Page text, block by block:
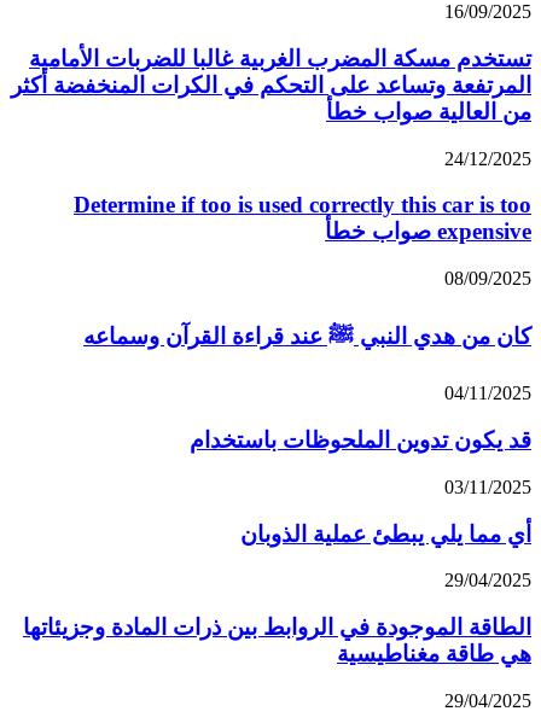
16/09/2025
تستخدم مسكة المضرب الغربية غالبا للضربات الأمامية
المرتفعة وتساعد على التحكم في الكرات المنخفضة أكثر
من العالية صواب خطأ
24/12/2025
Determine if too is used correctly this car is too
expensive صواب خطأ
08/09/2025
كان من هدي النبي ﷺ عند قراءة القرآن وسماعه
04/11/2025
قد يكون تدوين الملحوظات باستخدام
03/11/2025
أي مما يلي يبطئ عملية الذوبان
29/04/2025
الطاقة الموجودة في الروابط بين ذرات المادة وجزيئاتها
هي طاقة مغناطيسية
29/04/2025